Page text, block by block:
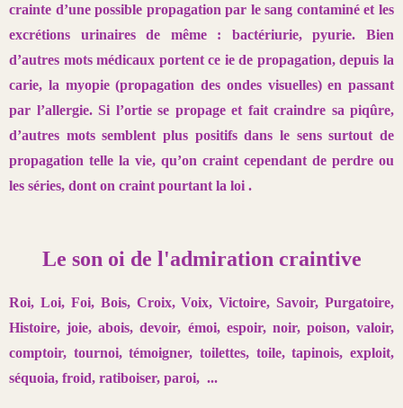
crainte d’une possible propagation par le sang contaminé et les
excrétions urinaires de même : bactériurie, pyurie. Bien
d’autres motsmédicaux portent ce ie de propagation, depuis la
carie, la myopie (propagation des ondes visuelles) en passant
par l’allergie. Si l’ortie se propage et fait craindre sa piqûre,
d’autres mots semblent plus positifs dans le sens surtout de
propagation telle la vie, qu’on craint cependant de perdre ou
les séries, dont on craint pourtant la loi .
Le son oi de l'admiration craintive
Roi, Loi, Foi, Bois, Croix, Voix, Victoire, Savoir, Purgatoire,
Histoire, joie, abois, devoir, émoi, espoir, noir, poison, valoir,
comptoir, tournoi, témoigner, toilettes, toile, tapinois, exploit,
séquoia, froid, ratiboiser, paroi, ...